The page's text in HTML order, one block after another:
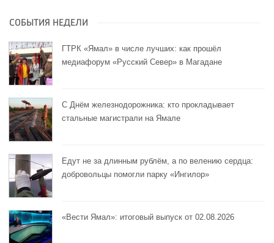
СОБЫТИЯ НЕДЕЛИ
ГТРК «Ямал» в числе лучших: как прошёл
медиафорум «Русский Север» в Магадане
С Днём железнодорожника: кто прокладывает
стальные магистрали на Ямале
Едут не за длинным рублём, а по велению сердца:
добровольцы помогли парку «Ингилор»
«Вести Ямал»: итоговый выпуск от 02.08.2026